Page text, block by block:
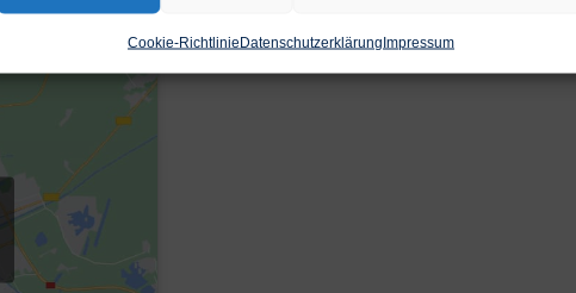
Cookie-RichtlinieDatenschutzerklärungImpressum